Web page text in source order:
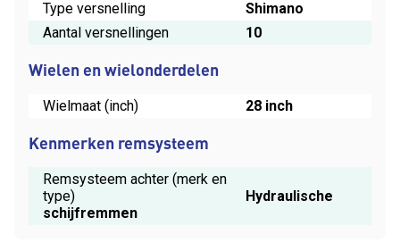
Type versnelling
Shimano
Aantal versnellingen
10
Wielen en wielonderdelen
Wielmaat (inch) 28 inch
Kenmerken remsysteem
Remsysteem achter (merk en
type)
Hydraulische
schijfremmen